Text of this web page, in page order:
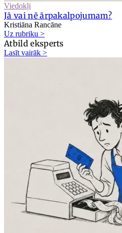
Viedokļi
Jā vai nē ārpakalpojumam?
Kristiāna Rancāne
Uz rubriku >
Atbild eksperts
Lasīt vairāk >